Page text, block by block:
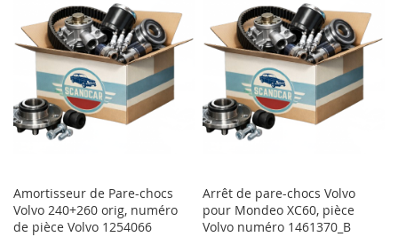
LISTE
D’ENVIE
LISTE
D’ENVIE
Amortisseur de Pare-chocs
Volvo 240+260 orig, numéro
de pièce Volvo 1254066
Arrêt de pare-chocs Volvo
pour Mondeo XC60, pièce
Volvo numéro 1461370_B